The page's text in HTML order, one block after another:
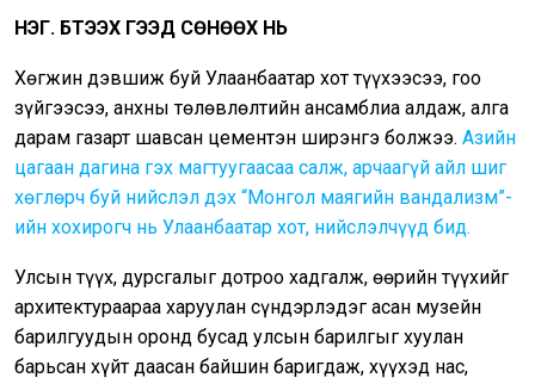
НЭГ. БҮТЭЭХ ГЭЭД СӨНӨӨХ НЬ
Хөгжин дэвшиж буй Улаанбаатар хот түүхээсээ, гоо
зүйгээсээ, анхны төлөвлөлтийн ансамблиа алдаж, алга
дарам газарт шавсан цементэн ширэнгэ болжээ. Азийн
цагаан дагина гэх магтуугаасаа салж, арчаагүй айл шиг
хөглөрч буй нийслэл дэх “Монгол маягийн вандализм”-
ийн хохирогч нь Улаанбаатар хот, нийслэлчүүд бид.
Улсын түүх, дурсгалыг дотроо хадгалж, өөрийн түүхийг
архитектураараа харуулан сүндэрлэдэг асан музейн
барилгуудын оронд бусад улсын барилгыг хуулан
барьсан хүйт даасан байшин баригдаж, хүүхэд нас,